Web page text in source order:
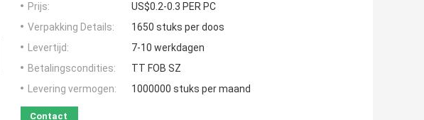
Prijs:
US$0.2-0.3 PER PC
Verpakking Details:
1650 stuks per doos
Levertijd:
7-10 werkdagen
Betalingscondities:
TT FOB SZ
Levering vermogen:
1000000 stuks per maand
Contact